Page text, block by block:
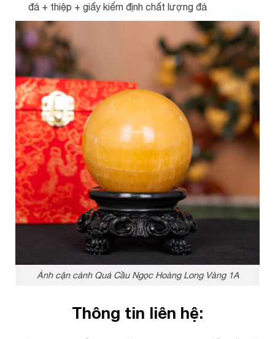
đá + thiệp + giấy kiểm định chất lượng đá
Ảnh cận cảnh Quả Cầu Ngọc Hoàng Long Vàng 1A
Thông tin liên hệ: